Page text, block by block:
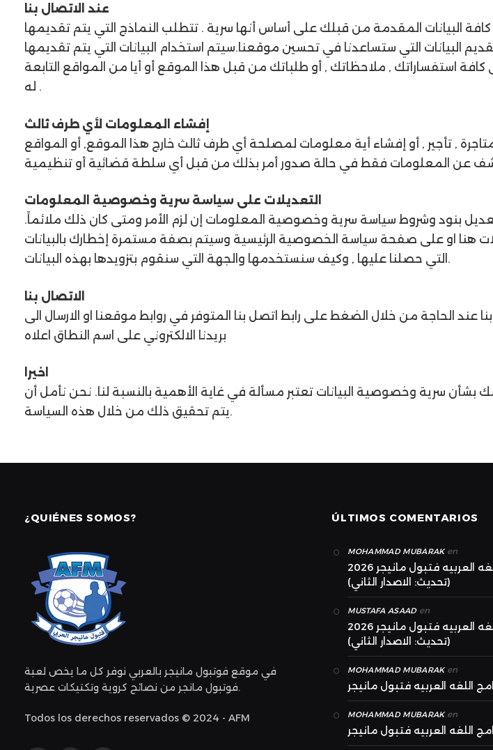
عند الاتصال بنا
البيانات المقدمة من قبلك على أساس أنها سرية . تتطلب النماذج التي يتم تقديمها
البيانات التي ستساعدنا في تحسين موقعنا.سيتم استخدام البيانات التي يتم تقديمها
استفساراتك , ملاحظاتك , أو طلباتك من قبل هذا الموقع أو أيا من المواقع التابعة
له .
إفشاء المعلومات لأي طرف ثالث
, تأجير , أو إفشاء أية معلومات لمصلحة أي طرف ثالث خارج هذا الموقع, أو المواقع
التعديلات على سياسة سرية وخصوصية المعلومات
بنود وشروط سياسة سرية وخصوصية المعلومات إن لزم الأمر ومتى كان ذلك ملائماً.
هنا او على صفحة سياسة الخصوصية الرئيسية وسيتم بصفة مستمرة إخطارك بالبيانات
التي حصلنا عليها , وكيف سنستخدمها والجهة التي سنقوم بتزويدها بهذه البيانات.
الاتصال بنا
عند الحاجة من خلال الضغط على رابط اتصل بنا المتوفر في روابط موقعنا او الارسال الى
بريدنا الالكتروني على اسم النطاق اعلاه
اخيرا
بشأن سرية وخصوصية البيانات تعتبر مسألة في غاية الأهمية بالنسبة لنا. نحن نأمل أن
يتم تحقيق ذلك من خلال هذه السياسة.
¿QUIÉNES SOMOS?
في موقع فوتبول مانيجر بالعربي نوفر كل ما يخص لعبة
فوتبول مانجر من نصائح كروية وتكتيكات عصرية.
Todos los derechos reservados © 2024 - AFM
ÚLTIMOS COMENTARIOS
MOHAMMAD MUBARAKen
الان حصريا: برنامج اللغه العربيه فتبول مانيجر 2026
(تحديث: الاصدار الثاني)
MUSTAFA ASAADen
الان حصريا: برنامج اللغه العربيه فتبول مانيجر 2026
(تحديث: الاصدار الثاني)
MOHAMMAD MUBARAKen
MOHAMMAD MUBARAKen